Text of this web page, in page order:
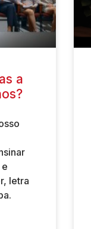
a
letra